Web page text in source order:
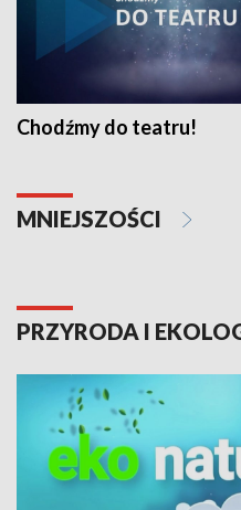
Chodźmy do teatru!
MNIEJSZOŚCI
PRZYRODA I